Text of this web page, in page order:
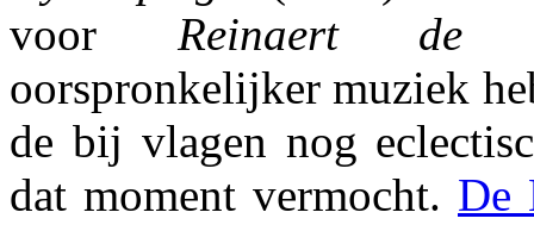
voor Reinaert de
oorspronkelijker muziek
de bij vlagen nog
dat moment vermocht. De